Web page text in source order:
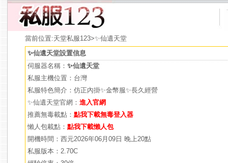
當前位置:天堂私服123>✨仙遺天堂
✨仙遺天堂設置信息
伺服器名稱： ✨仙遺天堂
私服主機位置：台灣
私服特色簡介：仿正內掛✨金幣服✨長久經營
✨仙遺天堂官網： 進入官網
推薦無毒載點： 點我下載無毒登入器
懶人包載點： 點我下載懶人包
開機時間：西元2026年06月09日 晚上20點
私服版本：2.70C